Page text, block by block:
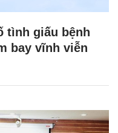
tình giấu bệnh
bay vĩnh viễn